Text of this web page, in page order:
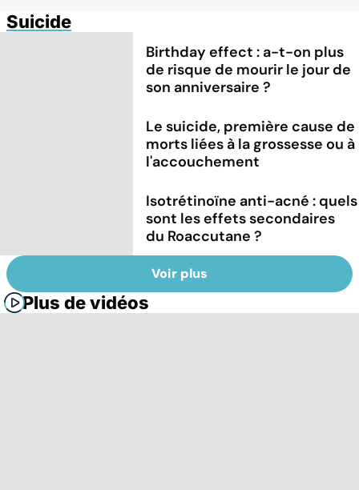
Suicide
Birthday effect : a-t-on plus
de risque de mourir le jour de
son anniversaire ?
Le suicide, première cause de
morts liées à la grossesse ou à
l'accouchement
Isotrétinoïne anti-acné : quels
sont les effets secondaires
du Roaccutane ?
Voir plus
Plus de vidéos